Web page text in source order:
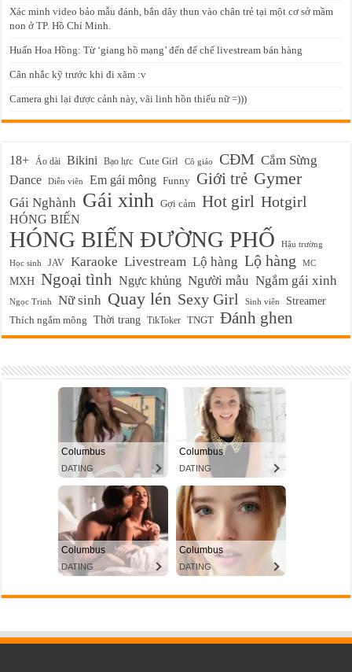
Xác minh video bảo mẫu đánh, bắn dây thun vào chân trẻ tại một cơ sở mầm
non ở TP. Hồ Chí Minh.
Huấn Hoa Hồng: Từ ‘giang hồ mạng’ đến đế chế livestream bán hàng
Cân nhắc kỹ trước khi đi xăm :v
Camera ghi lại được cảnh này, vãi linh hồn thiếu nữ =)))
18+ Áo dài Bikini Bạo lực Cute Girl Cô giáo CĐM Cắm Sừng
Dance Diễn viên Em gái mông Funny Giới trẻ Gymer
Gái Nghành Gái xinh Gợi cảm Hot girl Hotgirl
HÓNG BIẾN
HÓNG BIẾN ĐƯỜNG PHỐ
Hậu trường
Học sinh
JAV Karaoke Livestream Lộ hàng Lộ hàng MC
MXH Ngoại tình Ngực khủng Người mẫu Ngắm gái xinh
Ngọc Trinh Nữ sinh Quay lén Sexy Girl Sinh viên Streamer
Thích ngắm mông Thời trang TikToker TNGT Đánh ghen